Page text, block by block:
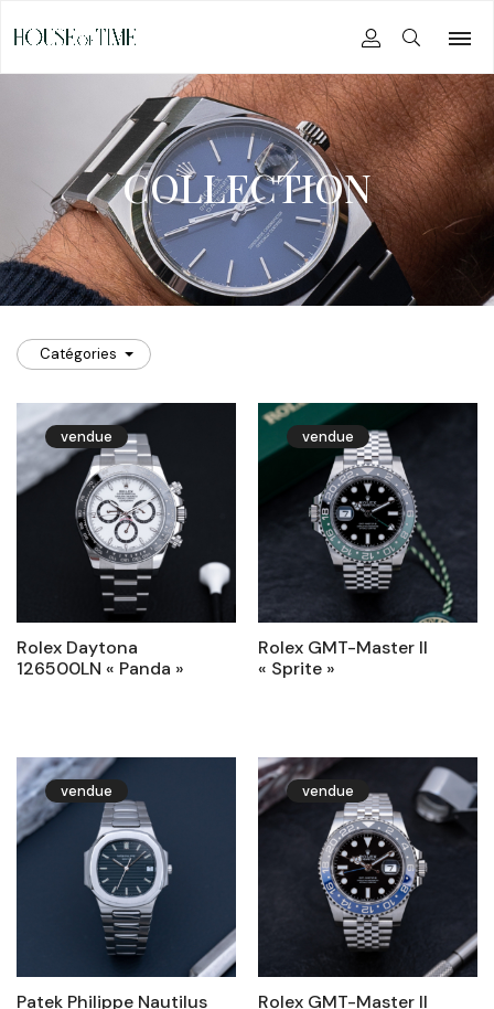
COLLECTION
Catégories
vendue
Rolex Daytona
126500LN « Panda »
vendue
Rolex GMT-Master II
« Sprite »
vendue
Patek Philippe Nautilus
vendue
Rolex GMT-Master II